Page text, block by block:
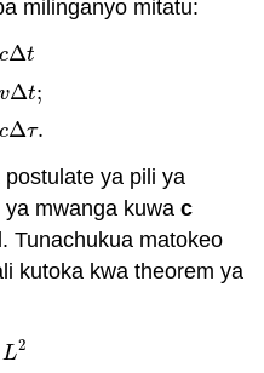
milinganyo mitatu:
cΔt
vΔt;
cΔτ.
t2L=
ya pili ya
ya mwanga kuwac
Tunachukua matokeo
kutoka kwa theorem ya
L2